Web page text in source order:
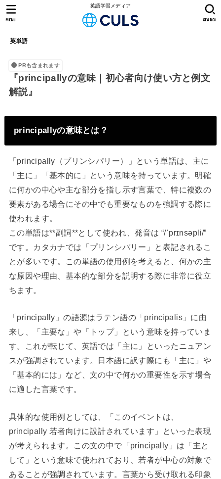
英語学習メディア
英単語
SEARCH
MENU
PRも含まれます
『principallyの意味｜初心者向け使い方と例文
解説』
principallyの意味とは？
「principally（プリンシパリー）」という単語は、主に
「主に」「基本的に」という意味を持っています。明確
に何かの中心や主な部分を指し示す言葉で、特に複数の
要素がある場合にその中でも重要なものを強調する際に
使われます。
この単語は**副詞**として使われ、発音は “/ˈprɪnsəpli/”
です。カタカナでは「プリンシパリー」と表記されるこ
とが多いです。この単語の使用例を考えると、何かの主
な原因や理由、基本的な部分を説明する際に非常に役立
ちます。
「principally」の語源はラテン語の「principalis」に由
来し、「主要な」や「トップ」という意味を持っていま
す。これが転じて、英語では「主に」といったニュアン
スが強調されています。日本語に訳す際にも「主に」や
「基本的には」など、文の中で何かの重要性を示す場合
に適した言葉です。
具体的な使用例としては、「このイベントは、
principally 若者向けに設計されています」といった表現
が考えられます。この文の中で「principally」は「主と
して」という意味で使われており、若者が中心の対象で
あることが強調されています。言葉から受け取れる印象